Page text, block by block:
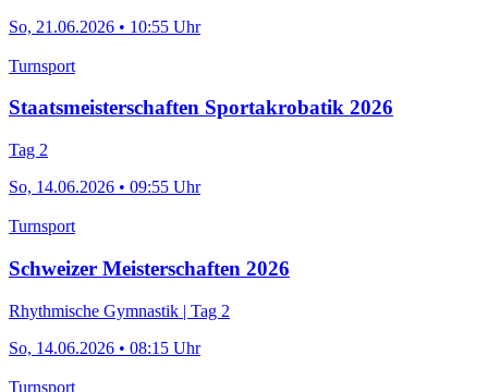
So, 21.06.2026 • 10:55 Uhr
Turnsport
Staatsmeisterschaften Sportakrobatik 2026
Tag 2
So, 14.06.2026 • 09:55 Uhr
Turnsport
Schweizer Meisterschaften 2026
Rhythmische Gymnastik | Tag 2
So, 14.06.2026 • 08:15 Uhr
Turnsport